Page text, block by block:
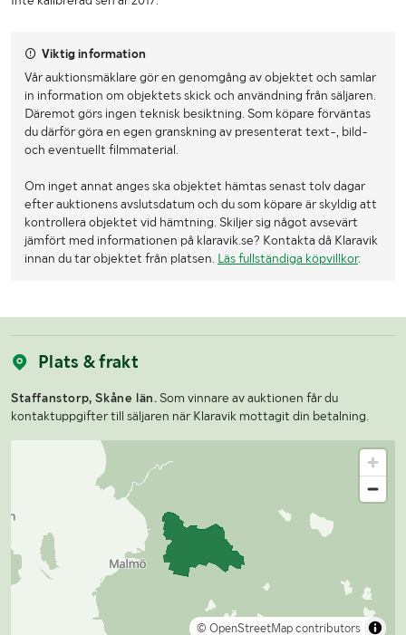
Viktig information
Vår auktionsmäklare gör en genomgång av objektet och samlar
in information om objektets skick och användning från säljaren.
Däremot görs ingen teknisk besiktning. Som köpare förväntas
du därför göra en egen granskning av presenterat text-, bild-
och eventuellt filmmaterial.
Om inget annat anges ska objektet hämtas senast tolv dagar
efter auktionens avslutsdatum och du som köpare är skyldig att
kontrollera objektet vid hämtning. Skiljer sig något avsevärt
jämfört med informationen på klaravik.se? Kontakta då Klaravik
innan du tar objektet från platsen. Läs fullständiga köpvillkor.
Plats & frakt
Staffanstorp, Skåne län. Som vinnare av auktionen får du
kontaktuppgifter till säljaren när Klaravik mottagit din betalning.
© OpenStreetMap contributors